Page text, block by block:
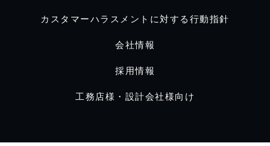
カスタマーハラスメントに対する行動指針
会社情報
採用情報
工務店様・設計会社様向け